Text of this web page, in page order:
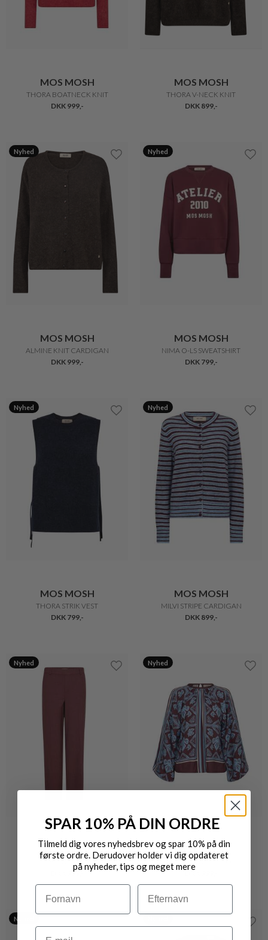
MOS MOSH
THORA BOATNECK KNIT
DKK 999,-
MOS MOSH
THORA V-NECK KNIT
DKK 899,-
Nyhed
MOS MOSH
ALMINE KNIT CARDIGAN
DKK 999,-
Nyhed
MOS MOSH
NIMA O-LS SWEATSHIRT
DKK 799,-
Nyhed
MOS MOSH
THORA STRIK VEST
DKK 799,-
Nyhed
MOS MOSH
MILVI STRIPE CARDIGAN
DKK 899,-
Nyhed
MOS MOSH
BAI ROY PANT
DKK 999,-
Nyhed
MOS MOSH
MILKEY LINOCUT BLOUSE
Nyhed
SPAR 10% PÅ DIN ORDRE
Tilmeld dig vores nyhedsbrev og spar 10% på din
første ordre. Derudover holder vi dig opdateret
på nyheder, tips og meget mere
Navn Efternavn
Email